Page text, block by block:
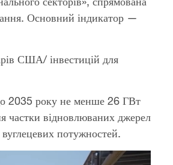
Основний індикатор —
США/ інвестицій для
до 2035 року не менше 26 ГВт
частки відновлюваних джерел
вуглецевих потужностей.